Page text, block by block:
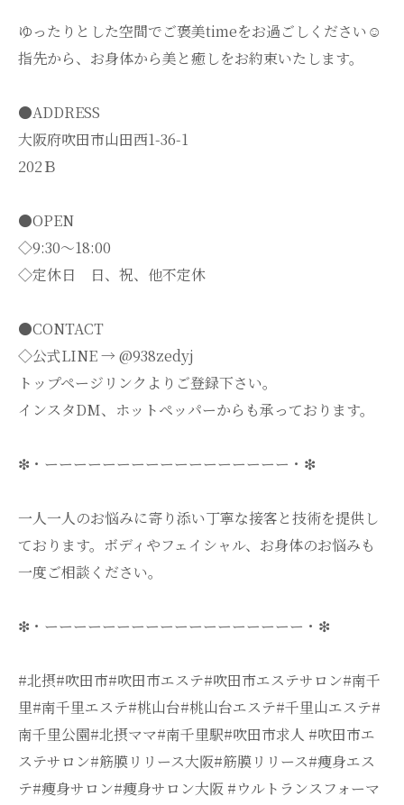
ゆったりとした空間でご褒美timeをお過ごしください☺️
指先から、お身体から美と癒しをお約束いたします。
●ADDRESS
大阪府吹田市山田西1-36-1
202Ｂ
●OPEN
◇9:30～18:00
◇定休日 日、祝、他不定休
●CONTACT
◇公式LINE → @938zedyj
トップページリンクよりご登録下さい。
インスタDM、ホットペッパーからも承っております。
❇・ーーーーーーーーーーーーーーーーー・❇
一人一人のお悩みに寄り添い丁寧な接客と技術を提供し
ております。ボディやフェイシャル、お身体のお悩みも
一度ご相談ください。
❇・ーーーーーーーーーーーーーーーーーー・❇
#北摂#吹田市#吹田市エステ#吹田市エステサロン#南千
里#南千里エステ#桃山台#桃山台エステ#千里山エステ#
南千里公園#北摂ママ#南千里駅#吹田市求人 #吹田市エ
ステサロン#筋膜リリース大阪#筋膜リリース#痩身エス
テ#痩身サロン#痩身サロン大阪 #ウルトランスフォーマ